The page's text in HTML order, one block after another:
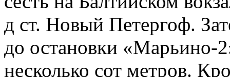
д ст. Новый Петергоф.
до остановки «Марьино-
несколько сот метров.